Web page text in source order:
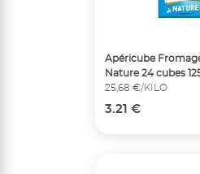
Apéricube
Nature 24 cubes
25,68 €/KILO
3.21 €